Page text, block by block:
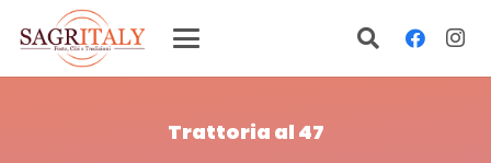
Trattoria al 47